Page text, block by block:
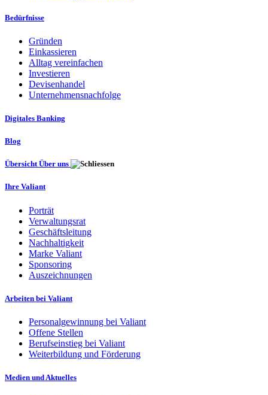
Bedürfnisse
Gründen
Einkassieren
Alltag vereinfachen
Investieren
Devisenhandel
Unternehmensnachfolge
Digitales Banking
Blog
Übersicht Über uns
Ihre Valiant
Porträt
Verwaltungsrat
Geschäftsleitung
Nachhaltigkeit
Marke Valiant
Sponsoring
Auszeichnungen
Arbeiten bei Valiant
Personalgewinnung bei Valiant
Offene Stellen
Berufseinstieg bei Valiant
Weiterbildung und Förderung
Medien und Aktuelles